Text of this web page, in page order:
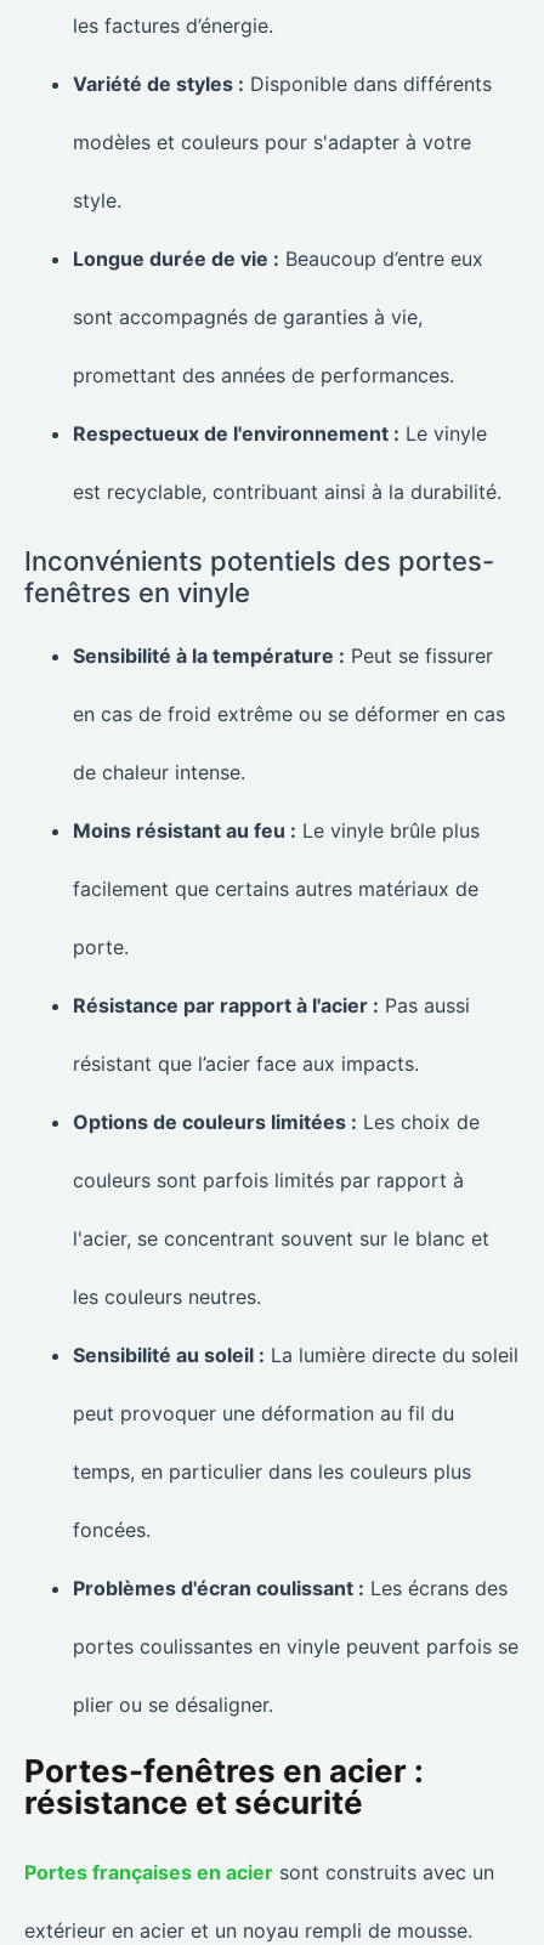
les factures d’énergie.
Variété de styles : Disponible dans différents
modèles et couleurs pour s'adapter à votre
style.
Longue durée de vie : Beaucoup d’entre eux
sont accompagnés de garanties à vie,
promettant des années de performances.
Respectueux de l'environnement : Le vinyle
est recyclable, contribuant ainsi à la durabilité.
Inconvénients potentiels des portes-
fenêtres en vinyle
Sensibilité à la température : Peut se fissurer
en cas de froid extrême ou se déformer en cas
de chaleur intense.
Moins résistant au feu : Le vinyle brûle plus
facilement que certains autres matériaux de
porte.
Résistance par rapport à l'acier : Pas aussi
résistant que l’acier face aux impacts.
Options de couleurs limitées : Les choix de
couleurs sont parfois limités par rapport à
l'acier, se concentrant souvent sur le blanc et
les couleurs neutres.
Sensibilité au soleil : La lumière directe du soleil
peut provoquer une déformation au fil du
temps, en particulier dans les couleurs plus
foncées.
Problèmes d'écran coulissant : Les écrans des
portes coulissantes en vinyle peuvent parfois se
plier ou se désaligner.
Portes-fenêtres en acier :
résistance et sécurité
Portes françaises en acier sont construits avec un
extérieur en acier et un noyau rempli de mousse.